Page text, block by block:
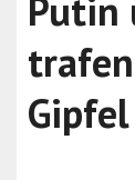
Putin
Gipfel